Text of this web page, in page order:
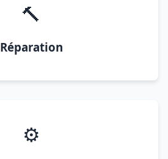
🔨
Réparation
⚙️